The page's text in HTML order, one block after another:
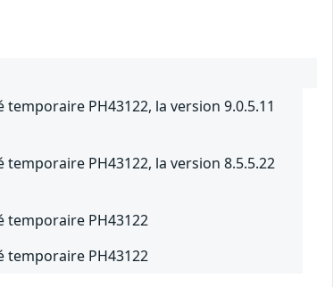
PH43122, la version 9.0.5.11
temporaire PH43122, la version 8.5.5.22
temporaire PH43122
temporaire PH43122